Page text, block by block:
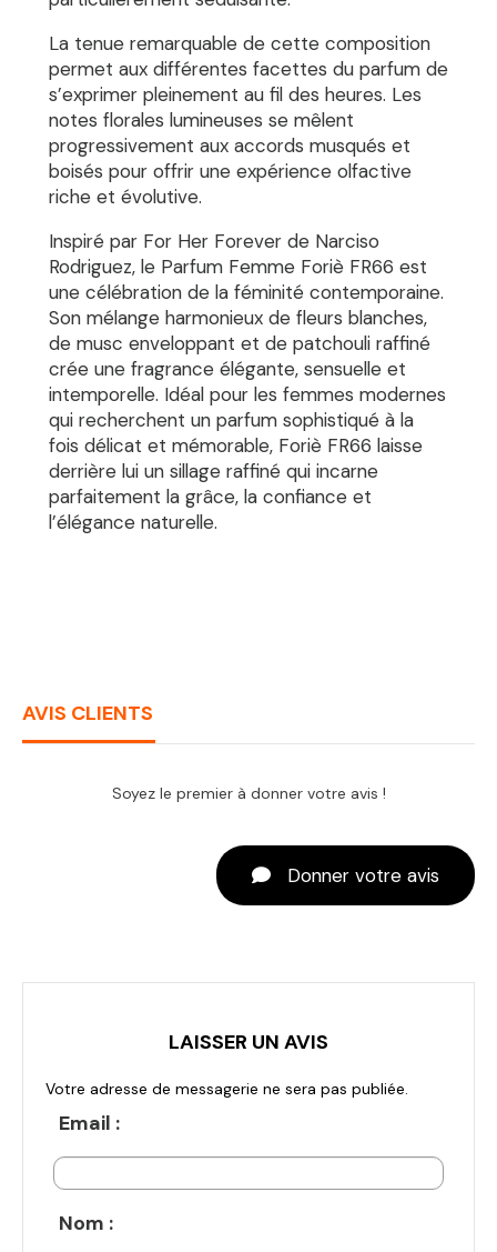
La tenue remarquable de cette composition
permet aux différentes facettes du parfum de
s’exprimer pleinement au fil des heures. Les
notes florales lumineuses se mêlent
progressivement aux accords musqués et
boisés pour offrir une expérience olfactive
riche et évolutive.
Inspiré par For Her Forever de Narciso
Rodriguez, le Parfum Femme Foriè FR66 est
une célébration de la féminité contemporaine.
Son mélange harmonieux de fleurs blanches,
de musc enveloppant et de patchouli raffiné
crée une fragrance élégante, sensuelle et
intemporelle. Idéal pour les femmes modernes
qui recherchent un parfum sophistiqué à la
fois délicat et mémorable, Foriè FR66 laisse
derrière lui un sillage raffiné qui incarne
parfaitement la grâce, la confiance et
l’élégance naturelle.
AVIS CLIENTS
Soyez le premier à donner votre avis !
Donner votre avis
LAISSER UN AVIS
Votre adresse de messagerie ne sera pas publiée.
Email :
Nom :